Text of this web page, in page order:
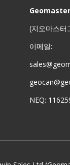
(지오마스터
이메일:
NEQ: